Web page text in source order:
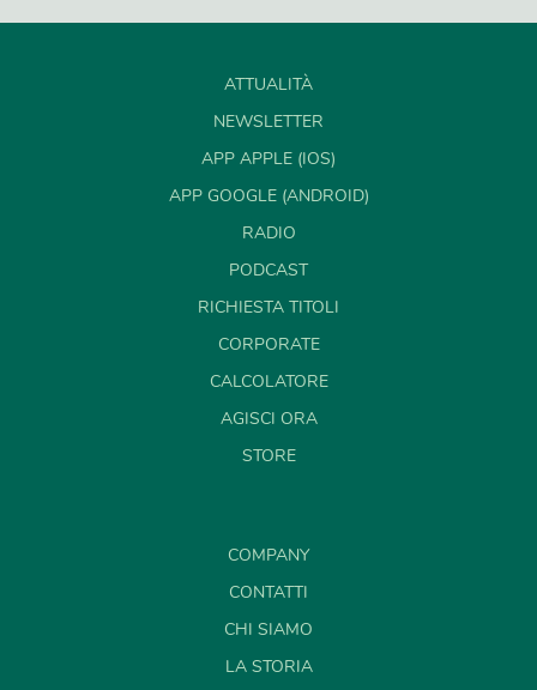
ATTUALITÀ
NEWSLETTER
APP APPLE (IOS)
APP GOOGLE (ANDROID)
RADIO
PODCAST
RICHIESTA TITOLI
CORPORATE
CALCOLATORE
AGISCI ORA
STORE
COMPANY
CONTATTI
CHI SIAMO
LA STORIA